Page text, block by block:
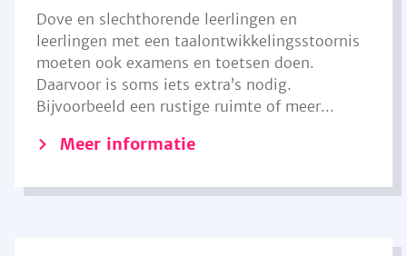
Dove en slechthorende leerlingen en
leerlingen met een taalontwikkelingsstoornis
moeten ook examens en toetsen doen.
Daarvoor is soms iets extra’s nodig.
Bijvoorbeeld een rustige ruimte of meer...
Meer informatie